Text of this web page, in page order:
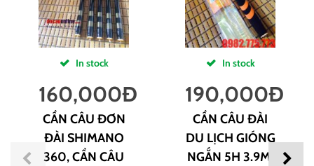
In stock
160,000Đ
CẦN CÂU ĐƠN
ĐÀI SHIMANO
360, CẦN CÂU
In stock
190,000Đ
CẦN CÂU ĐÀI
DU LỊCH GIÓNG
NGẮN 5H 3.9M,